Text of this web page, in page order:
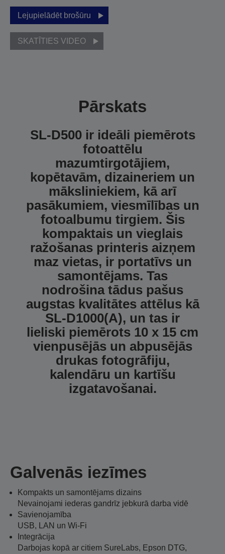
Lejupielādēt brošūru
SKATĪTIES VIDEO
Pārskats
SL-D500 ir ideāli piemērots
fotoattēlu
mazumtirgotājiem,
kopētavām, dizaineriem un
māksliniekiem, kā arī
pasākumiem, viesmīlības un
fotoalbumu tirgiem. Šis
kompaktais un vieglais
ražošanas printeris aizņem
maz vietas, ir portatīvs un
samontējams. Tas
nodrošina tādus pašus
augstas kvalitātes attēlus kā
SL-D1000(A), un tas ir
lieliski piemērots 10 x 15 cm
vienpusējās un abpusējās
drukas fotogrāfiju,
kalendāru un kartīšu
izgatavošanai.
Galvenās iezīmes
Kompakts un samontējams dizains
Nevainojami iederas gandrīz jebkurā darba vidē
Savienojamība
USB, LAN un Wi-Fi
Integrācija
Darbojas kopā ar citiem SureLabs, Epson DTG,